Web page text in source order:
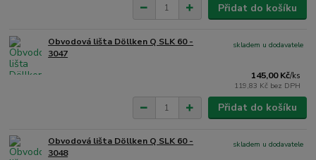
Přidat do košíku
Obvodová lišta Döllken Q SLK 60 -
3047
145,00 Kč/ks
119,83 Kč bez DPH
skladem u dodavatele
Přidat do košíku
Obvodová lišta Döllken Q SLK 60 -
3048
skladem u dodavatele